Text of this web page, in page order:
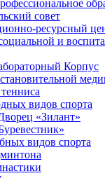
совет
ресурсный
и
Корпус
видов спорта
«Зилант»
видов спорта